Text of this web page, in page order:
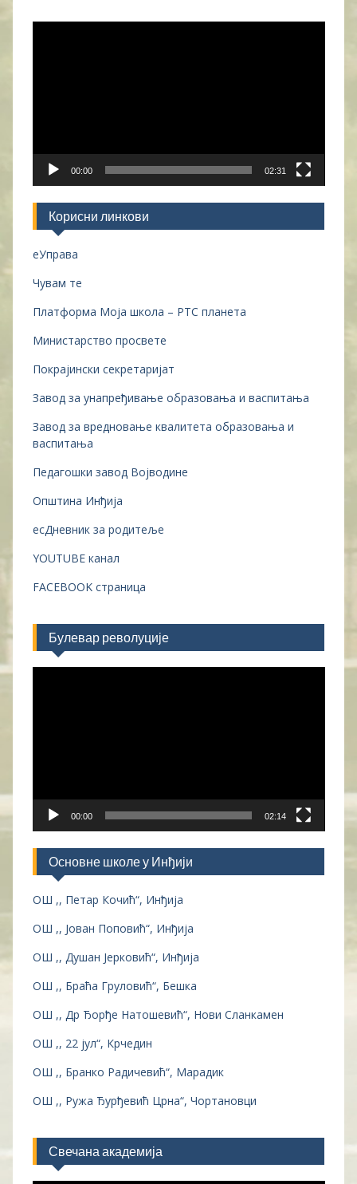
00:00 02:31
Корисни линкови
еУправа
Чувам те
Платформа Моја школа – РТС планета
Министарство просвете
Покрајински секретаријат
Завод за унапређивање образовања и васпитања
Завод за вредновање квалитета образовања и
васпитања
Педагошки завод Војводине
Општина Инђија
есДневник за родитеље
YOUTUBE канал
FACEBOOK страница
Булевар револуције
00:00 02:14
Основне школе у Инђији
ОШ ,, Петар Кочић“, Инђија
ОШ ,, Јован Поповић“, Инђија
ОШ ,, Душан Јерковић“, Инђија
ОШ ,, Браћа Груловић“, Бешка
ОШ ,, Др Ђорђе Натошевић“, Нови Сланкамен
ОШ ,, 22 јул“, Крчедин
ОШ ,, Бранко Радичевић“, Марадик
ОШ ,, Ружа Ђурђевић Црна“, Чортановци
Свечана академија